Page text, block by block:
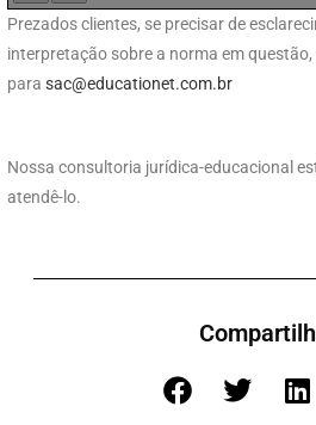
Prezados clientes, se precisar de
interpretação sobre a norma em questão,
para sac@educationet.com.br
Nossa consultoria jurídica-educacional
atendê-lo.